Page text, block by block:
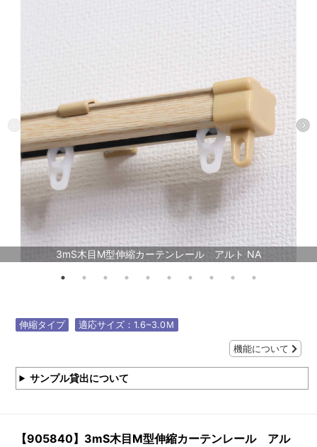
3mS木目M型伸縮カーテンレール アルト NA
伸縮タイプ 適応サイズ：1.6~3.0Ｍ
機能について
サンプル貸出について
【905840】3mS木目M型伸縮カーテンレール アル